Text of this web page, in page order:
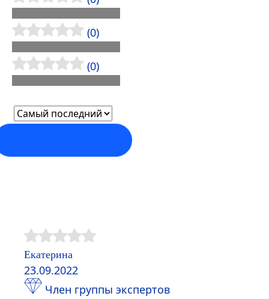
(0)
(0)
Екатерина
23.09.2022
Член группы экспертов